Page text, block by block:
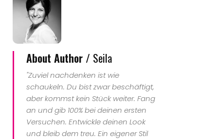
About Author / Seila
"Zuviel nachdenken ist wie
schaukeln. Du bist zwar beschäftigt,
aber kommst kein Stück weiter. Fang
an und gib 100% bei deinen ersten
Versuchen. Entwickle deinen Look
und bleib dem treu. Ein eigener Stil